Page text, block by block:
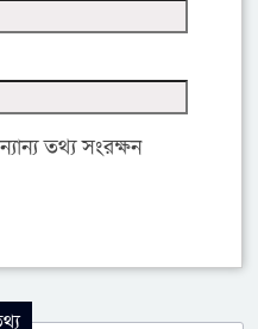
তথ্য সংরক্ষন